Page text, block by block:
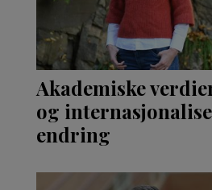
Akademiske
og
endring